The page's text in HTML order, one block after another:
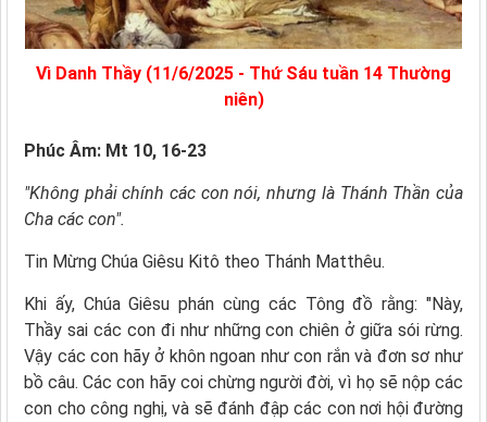
Vì Danh Thầy (11/6/2025 - Thứ Sáu tuần 14 Thường
niên)
Phúc Âm: Mt 10, 16-23
"Không phải chính các con nói, nhưng là Thánh Thần của
Cha các con".
Tin Mừng Chúa Giêsu Kitô theo Thánh Matthêu.
Khi ấy, Chúa Giêsu phán cùng các Tông đồ rằng: "Này,
Thầy sai các con đi như những con chiên ở giữa sói rừng.
Vậy các con hãy ở khôn ngoan như con rắn và đơn sơ như
bồ câu. Các con hãy coi chừng người đời, vì họ sẽ nộp các
con cho công nghị, và sẽ đánh đập các con nơi hội đường